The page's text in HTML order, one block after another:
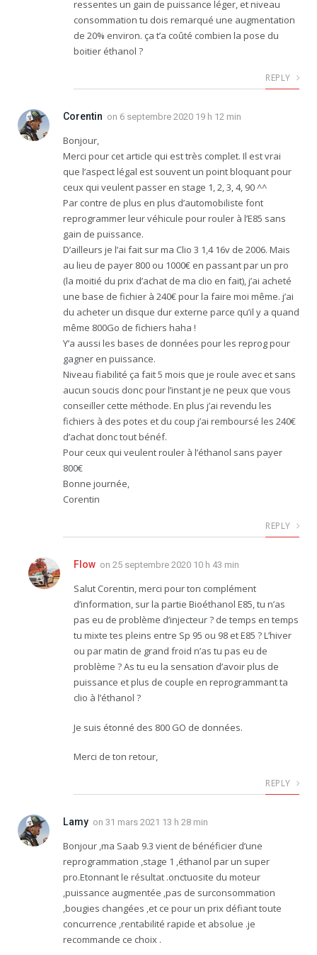
ressentes un gain de puissance léger, et niveau
consommation tu dois remarqué une augmentation
de 20% environ. ça t’a coûté combien la pose du
boitier éthanol ?
REPLY
Corentin on 6 septembre 2020 19 h 12 min
Bonjour,
Merci pour cet article qui est très complet. Il est vrai
que l’aspect légal est souvent un point bloquant pour
ceux qui veulent passer en stage 1, 2, 3, 4, 90 ^^
Par contre de plus en plus d’automobiliste font
reprogrammer leur véhicule pour rouler à l’E85 sans
gain de puissance.
D’ailleurs je l’ai fait sur ma Clio 3 1,4 16v de 2006. Mais
au lieu de payer 800 ou 1000€ en passant par un pro
(la moitié du prix d’achat de ma clio en fait), j’ai acheté
une base de fichier à 240€ pour la faire moi même. j’ai
du acheter un disque dur externe parce qu’il y a quand
même 800Go de fichiers haha !
Y’a aussi les bases de données pour les reprog pour
gagner en puissance.
Niveau fiabilité ça fait 5 mois que je roule avec et sans
aucun soucis donc pour l’instant je ne peux que vous
conseiller cette méthode. En plus j’ai revendu les
fichiers à des potes et du coup j’ai remboursé les 240€
d’achat donc tout bénéf.
Pour ceux qui veulent rouler à l’éthanol sans payer
800€
Bonne journée,
Corentin
REPLY
Flow on 25 septembre 2020 10 h 43 min
Salut Corentin, merci pour ton complément
d’information, sur la partie Bioéthanol E85, tu n’as
pas eu de problème d’injecteur ? de temps en temps
tu mixte tes pleins entre Sp 95 ou 98 et E85 ? L’hiver
ou par matin de grand froid n’as tu pas eu de
problème ? As tu eu la sensation d’avoir plus de
puissance et plus de couple en reprogrammant ta
clio à l’éthanol ?
Je suis étonné des 800 GO de données.
Merci de ton retour,
REPLY
Lamy on 31 mars 2021 13 h 28 min
Bonjour ,ma Saab 9.3 vient de bénéficier d’une
reprogrammation ,stage 1 ,éthanol par un super
pro.Etonnant le résultat .onctuosite du moteur
,puissance augmentée ,pas de surconsommation
,bougies changées ,et ce pour un prix défiant toute
concurrence ,rentabilité rapide et absolue .je
recommande ce choix .